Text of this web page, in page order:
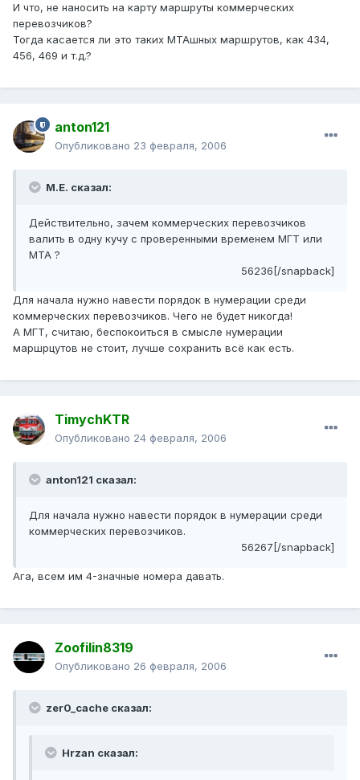
И что, не наносить на карту маршруты коммерческих
перевозчиков?
Тогда касается ли это таких МТАшных маршрутов, как 434,
456, 469 и т.д.?
anton121
Опубликовано 23 февраля, 2006
М.Е. сказал:
Действительно, зачем коммерческих перевозчиков
валить в одну кучу с проверенными временем МГТ или
МТА ?
56236[/snapback]
Для начала нужно навести порядок в нумерации среди
коммерческих перевозчиков. Чего не будет никогда!
А МГТ, считаю, беспокоиться в смысле нумерации
маршрцутов не стоит, лучше сохранить всё как есть.
TimychKTR
Опубликовано 24 февраля, 2006
anton121 сказал:
Для начала нужно навести порядок в нумерации среди
коммерческих перевозчиков.
56267[/snapback]
Ага, всем им 4-значные номера давать.
Zoofilin8319
Опубликовано 26 февраля, 2006
zer0_cache сказал:
Hrzan сказал: